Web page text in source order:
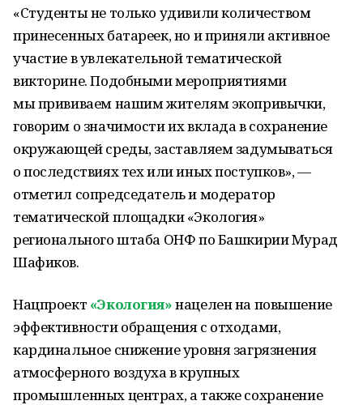
«Студенты не только удивили количеством
принесенных батареек, но и приняли активное
участие в увлекательной тематической
викторине. Подобными мероприятиями
мы прививаем нашим жителям экопривычки,
говорим о значимости их вклада в сохранение
окружающей среды, заставляем задумываться
о последствиях тех или иных поступков», —
отметил сопредседатель и модератор
тематической площадки «Экология»
регионального штаба ОНФ по Башкирии Мурад
Шафиков.
Нацпроект «Экология»нацелен на повышение
эффективности обращения с отходами,
кардинальное снижение уровня загрязнения
атмосферного воздуха в крупных
промышленных центрах, а также сохранение